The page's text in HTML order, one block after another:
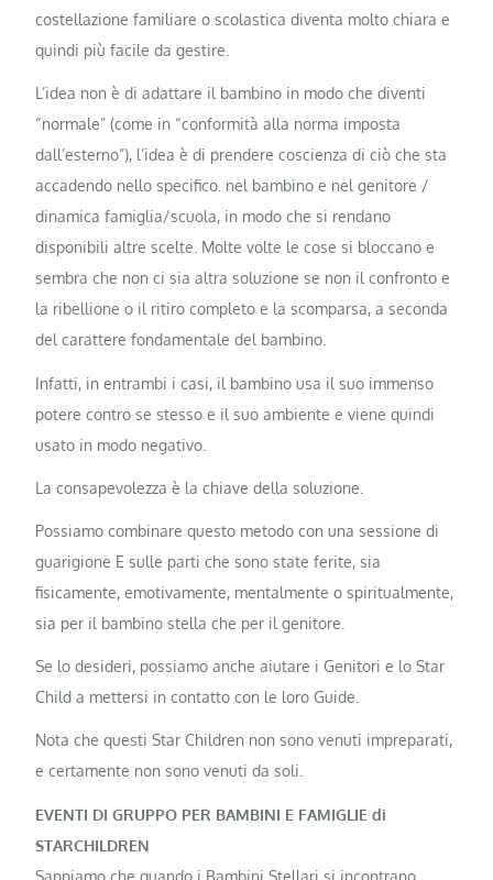
costellazione familiare o scolastica diventa molto chiara e
quindi più facile da gestire.
L’idea non è di adattare il bambino in modo che diventi
“normale” (come in “conformità alla norma imposta
dall’esterno”), l’idea è di prendere coscienza di ciò che sta
accadendo nello specifico. nel bambino e nel genitore /
dinamica famiglia/scuola, in modo che si rendano
disponibili altre scelte. Molte volte le cose si bloccano e
sembra che non ci sia altra soluzione se non il confronto e
la ribellione o il ritiro completo e la scomparsa, a seconda
del carattere fondamentale del bambino.
Infatti, in entrambi i casi, il bambino usa il suo immenso
potere contro se stesso e il suo ambiente e viene quindi
usato in modo negativo.
La consapevolezza è la chiave della soluzione.
Possiamo combinare questo metodo con una sessione di
guarigione E sulle parti che sono state ferite, sia
fisicamente, emotivamente, mentalmente o spiritualmente,
sia per il bambino stella che per il genitore.
Se lo desideri, possiamo anche aiutare i Genitori e lo Star
Child a mettersi in contatto con le loro Guide.
Nota che questi Star Children non sono venuti impreparati,
e certamente non sono venuti da soli.
EVENTI DI GRUPPO PER BAMBINI E FAMIGLIE di
STARCHILDREN
Sappiamo che quando i Bambini Stellari si incontrano